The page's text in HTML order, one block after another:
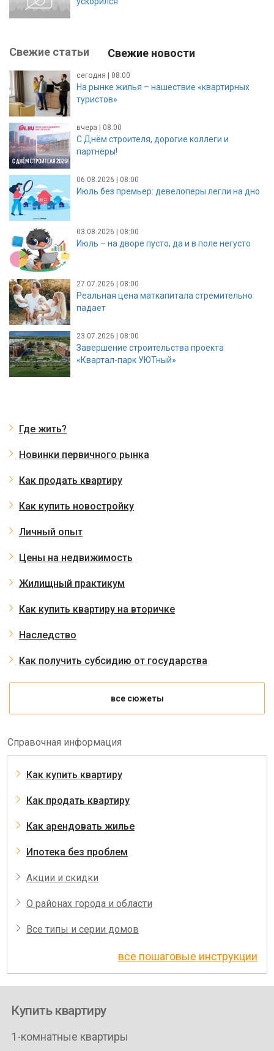
Свежие статьи Свежие новости
сегодня | 08:00
На рынке жилья – нашествие «квартирных
туристов»
вчера | 08:00
С Днём строителя, дорогие коллеги и
партнёры!
06.08.2026 | 08:00
Июль без премьер: девелоперы легли на дно
03.08.2026 | 08:00
Июль – на дворе пусто, да и в поле негусто
27.07.2026 | 08:00
Реальная цена маткапитала стремительно
падает
23.07.2026 | 08:00
Завершение строительства проекта
«Квартал-парк УЮТный»
Где жить?
Новинки первичного рынка
Как продать квартиру
Как купить новостройку
Личный опыт
Цены на недвижимость
Жилищный практикум
Как купить квартиру на вторичке
Наследство
Как получить субсидию от государства
все сюжеты
Справочная информация
Как купить квартиру
Как продать квартиру
Как арендовать жилье
Ипотека без проблем
Акции и скидки
О районах города и области
Все типы и серии домов
все пошаговые инструкции
Купить квартиру
1-комнатные квартиры